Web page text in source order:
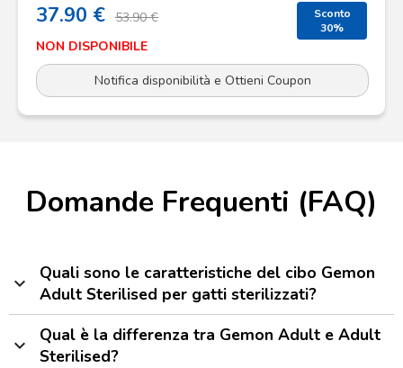
37.90 € 53.90 €
Sconto
30%
NON DISPONIBILE
Notifica disponibilità e Ottieni Coupon
Domande Frequenti (FAQ)
expand_more
Quali sono le caratteristiche del cibo Gemon
Adult Sterilised per gatti sterilizzati?
expand_more
Qual è la differenza tra Gemon Adult e Adult
Sterilised?